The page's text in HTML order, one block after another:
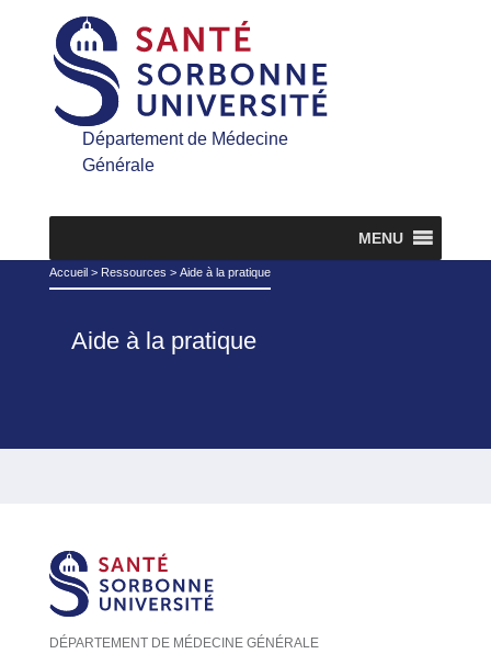
Département de Médecine
Générale
MENU
Accueil> Ressources > Aide à la pratique
Aide à la pratique
DÉPARTEMENT DE MÉDECINE GÉNÉRALE